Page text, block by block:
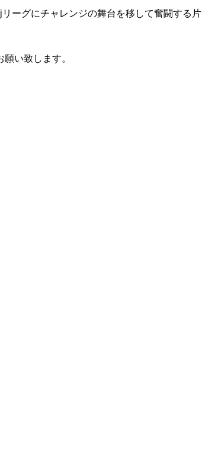
ーグにチャレンジの舞台を移して奮闘する片
い致します。